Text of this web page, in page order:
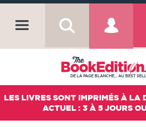
DE LA PAGE BLANCHE... AU BEST
LES LIVRES SONT IMPRIMÉS À LA
ACTUEL : 3 À 5 JOURS